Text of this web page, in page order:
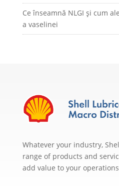
Ce înseamnă NLGI și cum
a vaselinei
Whatever your industry,
range of products and
add value to your